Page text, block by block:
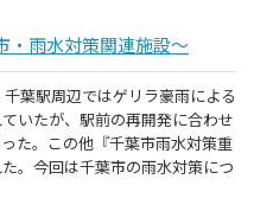
・雨水対策関連施設～
葉駅周辺ではゲリラ豪雨による
いたが、駅前の再開発に合わせ
た。この他『千葉市雨水対策重
。今回は千葉市の雨水対策につ